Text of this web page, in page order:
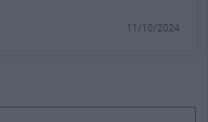
11/10/2024